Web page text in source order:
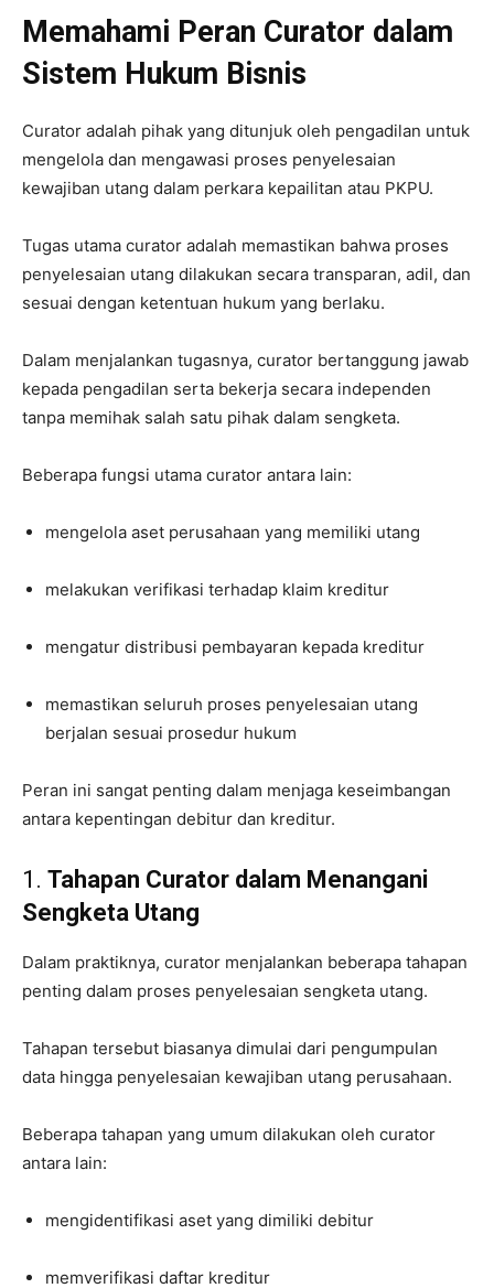
Memahami Peran Curator dalam
Sistem Hukum Bisnis
Curator adalah pihak yang ditunjuk oleh pengadilan untuk
mengelola dan mengawasi proses penyelesaian
kewajiban utang dalam perkara kepailitan atau PKPU.
Tugas utama curator adalah memastikan bahwa proses
penyelesaian utang dilakukan secara transparan, adil, dan
sesuai dengan ketentuan hukum yang berlaku.
Dalam menjalankan tugasnya, curator bertanggung jawab
kepada pengadilan serta bekerja secara independen
tanpa memihak salah satu pihak dalam sengketa.
Beberapa fungsi utama curator antara lain:
mengelola aset perusahaan yang memiliki utang
melakukan verifikasi terhadap klaim kreditur
mengatur distribusi pembayaran kepada kreditur
memastikan seluruh proses penyelesaian utang
berjalan sesuai prosedur hukum
Peran ini sangat penting dalam menjaga keseimbangan
antara kepentingan debitur dan kreditur.
1. Tahapan Curator dalam Menangani
Sengketa Utang
Dalam praktiknya, curator menjalankan beberapa tahapan
penting dalam proses penyelesaian sengketa utang.
Tahapan tersebut biasanya dimulai dari pengumpulan
data hingga penyelesaian kewajiban utang perusahaan.
Beberapa tahapan yang umum dilakukan oleh curator
antara lain:
mengidentifikasi aset yang dimiliki debitur
memverifikasi daftar kreditur